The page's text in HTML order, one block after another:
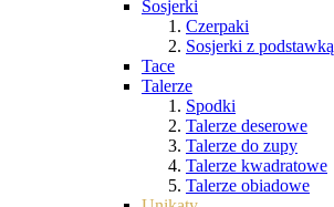
Sosjerki
Czerpaki
Sosjerki z podstawką
Tace
Talerze
Spodki
Talerze deserowe
Talerze do zupy
Talerze kwadratowe
Talerze obiadowe